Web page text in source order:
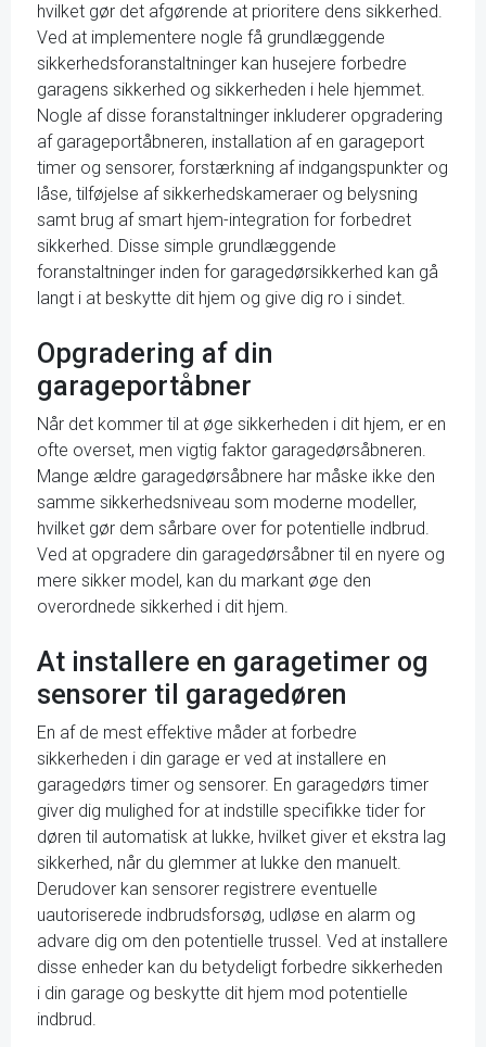
hvilket gør det afgørende at prioritere dens sikkerhed.
Ved at implementere nogle få grundlæggende
sikkerhedsforanstaltninger kan husejere forbedre
garagens sikkerhed og sikkerheden i hele hjemmet.
Nogle af disse foranstaltninger inkluderer opgradering
af garageportåbneren, installation af en garageport
timer og sensorer, forstærkning af indgangspunkter og
låse, tilføjelse af sikkerhedskameraer og belysning
samt brug af smart hjem-integration for forbedret
sikkerhed. Disse simple grundlæggende
foranstaltninger inden for garagedørsikkerhed kan gå
langt i at beskytte dit hjem og give dig ro i sindet.
Opgradering af din
garageportåbner
Når det kommer til at øge sikkerheden i dit hjem, er en
ofte overset, men vigtig faktor garagedørsåbneren.
Mange ældre garagedørsåbnere har måske ikke den
samme sikkerhedsniveau som moderne modeller,
hvilket gør dem sårbare over for potentielle indbrud.
Ved at opgradere din garagedørsåbner til en nyere og
mere sikker model, kan du markant øge den
overordnede sikkerhed i dit hjem.
At installere en garagetimer og
sensorer til garagedøren
En af de mest effektive måder at forbedre
sikkerheden i din garage er ved at installere en
garagedørs timer og sensorer. En garagedørs timer
giver dig mulighed for at indstille specifikke tider for
døren til automatisk at lukke, hvilket giver et ekstra lag
sikkerhed, når du glemmer at lukke den manuelt.
Derudover kan sensorer registrere eventuelle
uautoriserede indbrudsforsøg, udløse en alarm og
advare dig om den potentielle trussel. Ved at installere
disse enheder kan du betydeligt forbedre sikkerheden
i din garage og beskytte dit hjem mod potentielle
indbrud.